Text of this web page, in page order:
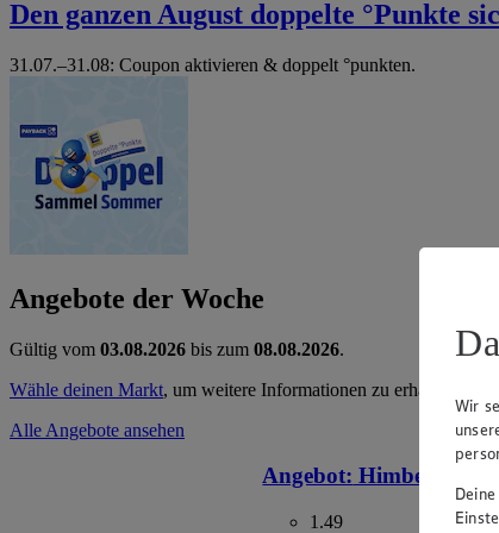
Den ganzen August doppelte °Punkte
31.07.–31.08: Coupon aktivieren & doppelt °punkten.
Angebote der Woche
Gültig vom 03.08.2026 bis zum 08.08.2026.
Wähle deinen Markt, um weitere Informationen zu erhalten.
Alle Angebote ansehen
Angebot: Himbeeren
1.49
Wir